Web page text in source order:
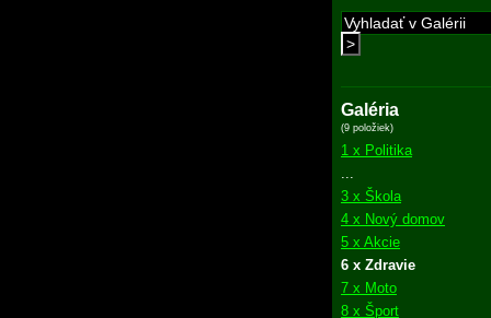
>
Galéria
(9 položiek)
1 x Politika
3 x Škola
4 x Nový domov
5 x Akcie
6 x Zdravie
7 x Moto
8 x Šport